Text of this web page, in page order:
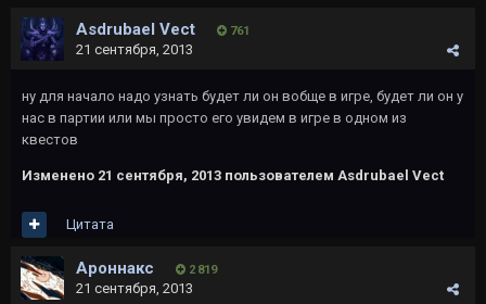
Asdrubael Vect 761
21 сентября, 2013
ну для начало надо узнать будет ли он вобще в игре, будет ли он у
нас в партии или мы просто его увидем в игре в одном из
квестов
Изменено 21 сентября, 2013 пользователем Asdrubael Vect
Цитата
Ароннакс 2 819
21 сентября, 2013